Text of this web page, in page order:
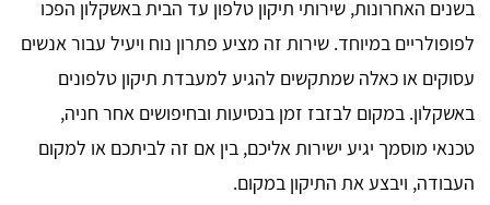
בשנים האחרונות, שירותי תיקון טלפון עד הבית באשקלון הפכו
לפופולריים במיוחד. שירות זה מציע פתרון נוח ויעיל עבור אנשים
עסוקים או כאלה שמתקשים להגיע למעבדת תיקון טלפונים
באשקלון. במקום לבזבז זמן בנסיעות ובחיפושים אחר חניה,
טכנאי מוסמך יגיע ישירות אליכם, בין אם זה לביתכם או למקום
העבודה, ויבצע את התיקון במקום.